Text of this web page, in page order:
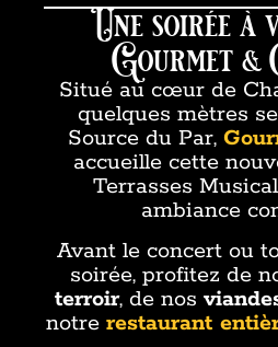
Une soirée à
Gourmet &
Situé au cœur de
quelques mètres
Source du Par,
accueille cette
Terrasses
ambiance
Avant le concert ou
soirée, profitez de
terroir, de nos
notrerestaurant